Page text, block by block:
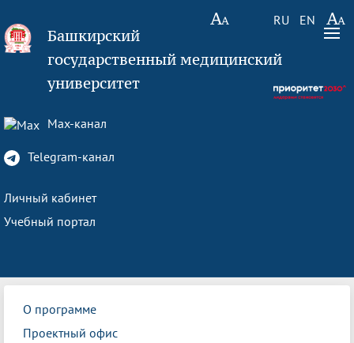
RU EN
Башкирский
государственный медицинский
университет
Max-канал
Telegram-канал
Личный кабинет
Учебный портал
О программе
Проектный офис